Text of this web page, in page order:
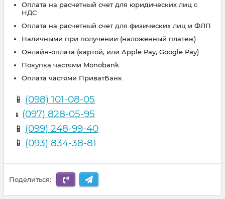
Оплата на расчетный счет для юридических лиц с
НДС
Оплата на расчетный счет для физических лиц и ФЛП
Наличными при получении (наложенный платеж)
Онлайн-оплата (картой, или Apple Pay, Google Pay)
Покупка частями Monobank
Оплата частями ПриватБанк
📱 (098) 101-08-05
📱 (097) 828-05-95
📱 (099) 248-99-40
📱 (093) 834-38-81
Поделиться: